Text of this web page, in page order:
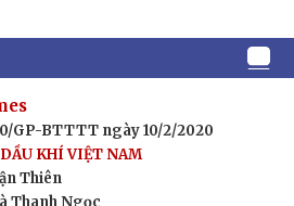
GP-BTTTT ngày 10/2/2020
KHÍ VIỆT NAM
Thiên
Thanh Ngọc